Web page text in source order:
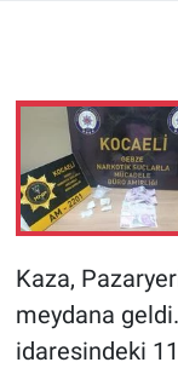
Kaza,
meydana
idaresindeki